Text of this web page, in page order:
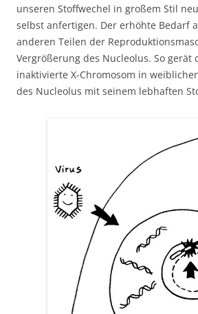
unseren Stoffwechel in großem Stil
selbst anfertigen. Der erhöhte Bedarf
anderen Teilen der
Vergrößerung des Nucleolus. So gerät
inaktivierte X-Chromosom in
des Nucleolus mit seinem lebhaften